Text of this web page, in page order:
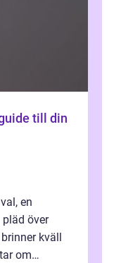
till din
en
över
kväll
om